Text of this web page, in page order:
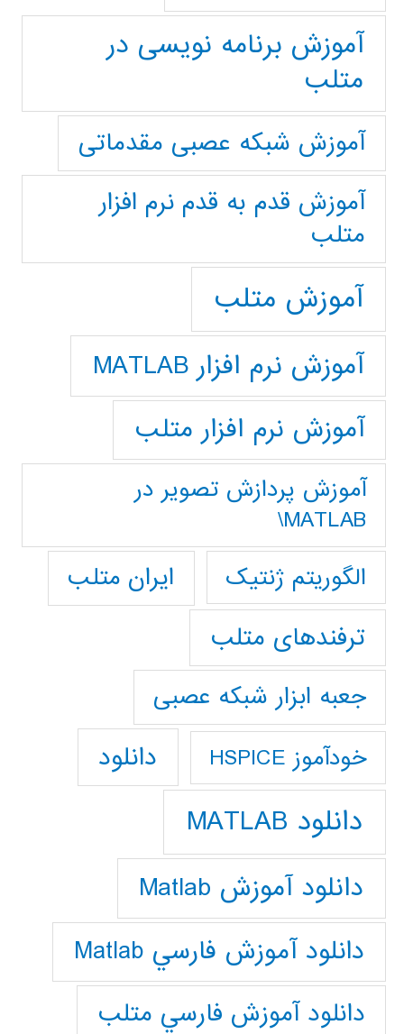
آموزش برنامه نویسی در
متلب
آموزش شبکه عصبی مقدماتی
آموزش قدم به قدم نرم افزار
متلب
آموزش متلب
آموزش نرم افزار MATLAB
آموزش نرم افزار متلب
آموزش پردازش تصوير در
MATLAB\
الگوریتم ژنتیک
ایران متلب
ترفندهای متلب
جعبه ابزار شبکه عصبی
خودآموز HSPICE دانلود
دانلود MATLAB
دانلود آموزش Matlab
دانلود آموزش فارسي Matlab
دانلود آموزش فارسي متلب